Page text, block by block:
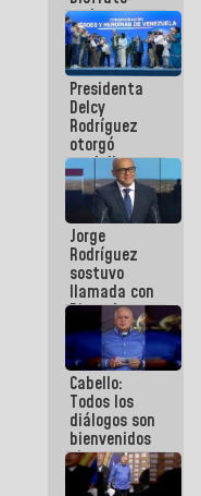
cada vez
que escribes
porque lo
que haces
es
embarrarla
Presidenta
Delcy
Rodríguez
otorgó
medalla
"Héroe de
Venezuela"
a servidores
públicos
Jorge
Rodríguez
sostuvo
llamada con
Dinorah
Figuera y
acuerdan
primer
encuentro
presencial
para el
diálogo
Cabello:
Todos los
diálogos son
bienvenidos
siempre que
estén en el